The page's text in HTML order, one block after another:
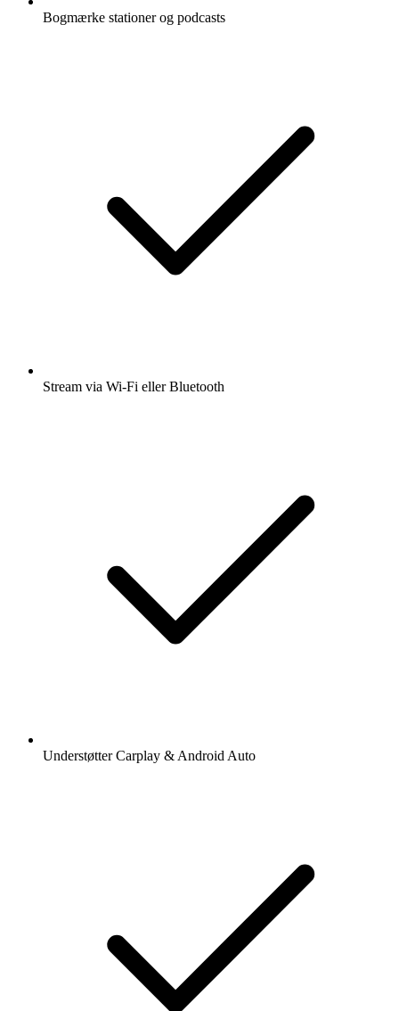
Bogmærke stationer og podcasts
Stream via Wi-Fi eller Bluetooth
Understøtter Carplay & Android Auto